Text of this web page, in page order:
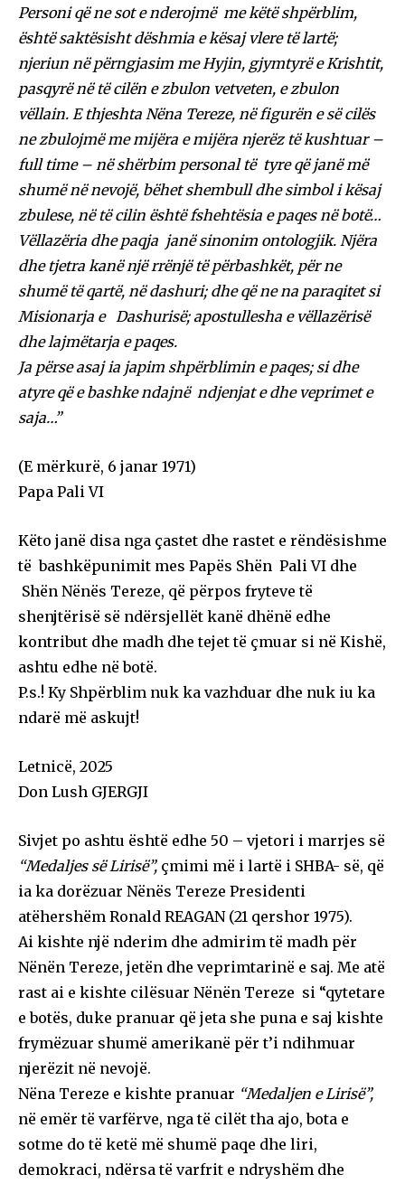
Personi që ne sot e nderojmë me këtë shpërblim,
është saktësisht dëshmia e kësaj vlere të lartë;
njeriun në përngjasim me Hyjin, gjymtyrë e Krishtit,
pasqyrë në të cilën e zbulon vetveten, e zbulon
vëllain. E thjeshta Nëna Tereze, në figurën e së cilës
ne zbulojmë me mijëra e mijëra njerëz të kushtuar –
full time – në shërbim personal të tyre që janë më
shumë në nevojë, bëhet shembull dhe simbol i kësaj
zbulese, në të cilin është fshehtësia e paqes në botë…
Vëllazëria dhe paqja janë sinonim ontologjik. Njëra
dhe tjetra kanë një rrënjë të përbashkët, për ne
shumë të qartë, në dashuri; dhe që ne na paraqitet si
Misionarja e Dashurisë; apostullesha e vëllazërisë
dhe lajmëtarja e paqes.
Ja përse asaj ia japim shpërblimin e paqes; si dhe
atyre që e bashke ndajnë ndjenjat e dhe veprimet e
saja…”
(E mërkurë, 6 janar 1971)
Papa Pali VI
Këto janë disa nga çastet dhe rastet e rëndësishme
të bashkëpunimit mes Papës Shën Pali VI dhe
Shën Nënës Tereze, që përpos fryteve të
shenjtërisë së ndërsjellët kanë dhënë edhe
kontribut dhe madh dhe tejet të çmuar si në Kishë,
ashtu edhe në botë.
P.s.! Ky Shpërblim nuk ka vazhduar dhe nuk iu ka
ndarë më askujt!
Letnicë, 2025
Don Lush GJERGJI
Sivjet po ashtu është edhe 50 – vjetori i marrjes së
“Medaljes së Lirisë”, çmimi më i lartë i SHBA- së, që
ia ka dorëzuar Nënës Tereze Presidenti
atëhershëm Ronald REAGAN (21 qershor 1975).
Ai kishte një nderim dhe admirim të madh për
Nënën Tereze, jetën dhe veprimtarinë e saj. Me atë
rast ai e kishte cilësuar Nënën Tereze si “qytetare
e botës, duke pranuar që jeta she puna e saj kishte
frymëzuar shumë amerikanë për t’i ndihmuar
njerëzit në nevojë.
Nëna Tereze e kishte pranuar “Medaljen e Lirisë”,
në emër të varfërve, nga të cilët tha ajo, bota e
sotme do të ketë më shumë paqe dhe liri,
demokraci, ndërsa të varfrit e ndryshëm dhe